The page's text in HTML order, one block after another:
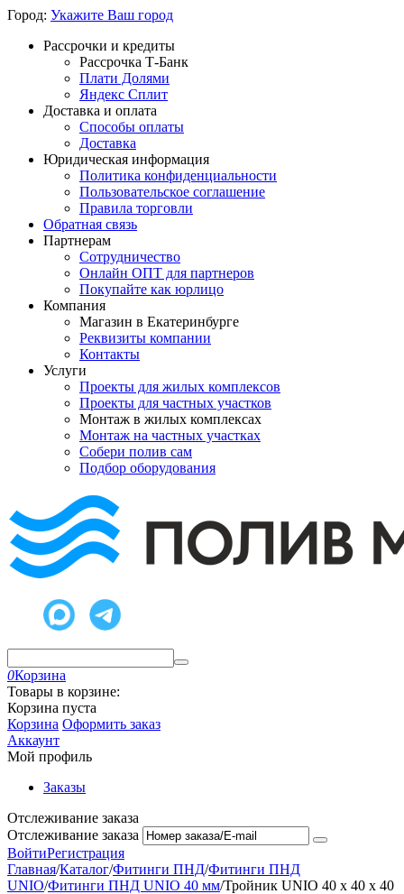
Город: Укажите Ваш город
Рассрочки и кредиты
Рассрочка Т-Банк
Плати Долями
Яндекс Сплит
Доставка и оплата
Способы оплаты
Доставка
Юридическая информация
Политика конфиденциальности
Пользовательское соглашение
Правила торговли
Обратная связь
Партнерам
Сотрудничество
Онлайн ОПТ для партнеров
Покупайте как юрлицо
Компания
Магазин в Екатеринбурге
Реквизиты компании
Контакты
Услуги
Проекты для жилых комплексов
Проекты для частных участков
Монтаж в жилых комплексах
Монтаж на частных участках
Собери полив сам
Подбор оборудования
0Корзина
Товары в корзине:
Корзина пуста
Корзина Оформить заказ
Аккаунт
Мой профиль
Заказы
Отслеживание заказа
Отслеживание заказа
ВойтиРегистрация
Главная/Каталог/Фитинги ПНД/Фитинги ПНД
UNIO/Фитинги ПНД UNIO 40 мм/Тройник UNIO 40 х 40 х 40